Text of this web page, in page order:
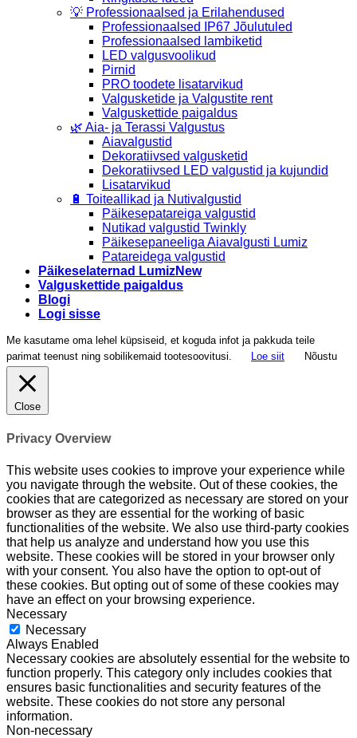
💡 Professionaalsed ja Erilahendused
Professionaalsed IP67 Jõulutuled
Professionaalsed lambiketid
LED valgusvoolikud
Pirnid
PRO toodete lisatarvikud
Valgusketide ja Valgustite rent
Valguskettide paigaldus
🌿 Aia- ja Terassi Valgustus
Aiavalgustid
Dekoratiivsed valgusketid
Dekoratiivsed LED valgustid ja kujundid
Lisatarvikud
🔋 Toiteallikad ja Nutivalgustid
Päikesepatareiga valgustid
Nutikad valgustid Twinkly
Päikesepaneeliga Aiavalgusti Lumiz
Patareidega valgustid
Päikeselaternad Lumiz
Valguskettide paigaldus
Blogi
Logi sisse
Me kasutame oma lehel küpsiseid, et koguda infot ja pakkuda teile
parimat teenust ning sobilikemaid tootesoovitusi.
Loe siit Nõustu
Close
Privacy Overview
This website uses cookies to improve your experience while
you navigate through the website. Out of these cookies, the
cookies that are categorized as necessary are stored on your
browser as they are essential for the working of basic
functionalities of the website. We also use third-party cookies
that help us analyze and understand how you use this
website. These cookies will be stored in your browser only
with your consent. You also have the option to opt-out of
these cookies. But opting out of some of these cookies may
have an effect on your browsing experience.
Necessary
Necessary
Always Enabled
Necessary cookies are absolutely essential for the website to
function properly. This category only includes cookies that
ensures basic functionalities and security features of the
website. These cookies do not store any personal
information.
Non-necessary